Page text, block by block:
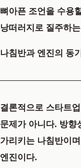
뼈아픈 조언을 수용
낭떠러지로 질주하
나침반과 엔진의 동
결론적으로 스타트
문제가 아니다. 방향
가리키는 나침반이
엔진이다.